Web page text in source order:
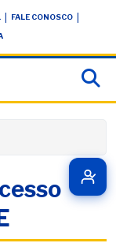
FALE CONOSCO